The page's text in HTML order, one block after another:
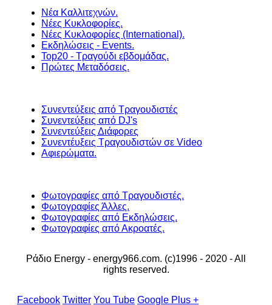
Νέα Καλλιτεχνών.
Νέες Κυκλοφορίες.
Νέες Κυκλοφορίες (International).
Εκδηλώσεις - Events.
Top20 - Τραγούδι εβδομάδας.
Πρώτες Μεταδόσεις.
Συνεντεύξεις από Τραγουδιστές
Συνεντεύξεις από DJ's
Συνεντεύξεις Διάφορες
Συνεντέυξεις Τραγουδιστών σε Video
Αφιερώματα.
Φωτογραφίες από Τραγουδιστές.
Φωτογραφίες Άλλες.
Φωτογραφίες από Εκδηλώσεις.
Φωτογραφίες από Ακροατές.
Ράδιο Energy - energy966.com. (c)1996 - 2020 - All
rights reserved.
Facebook Twitter You Tube Google Plus +